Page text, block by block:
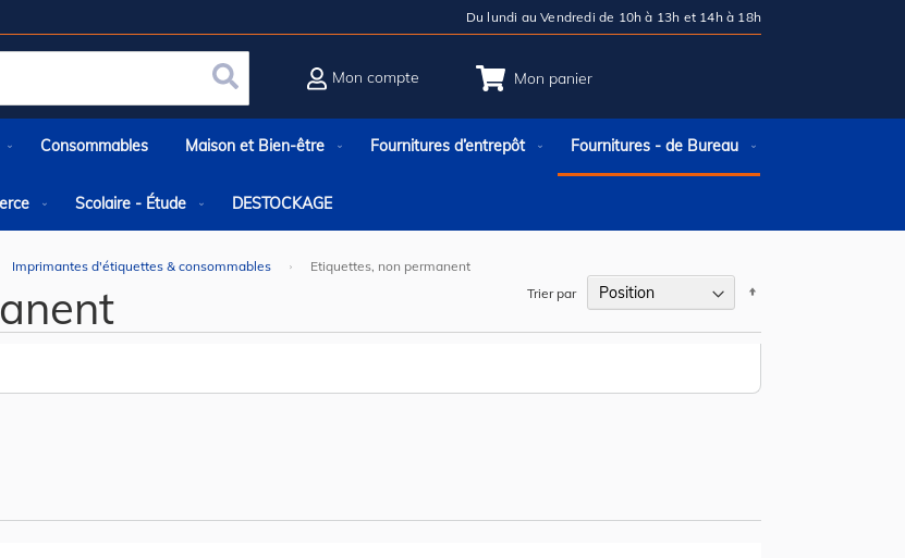
Du lundi au Vendredi de 10h à 13h et 14h à 18h
Mon panier
Rechercher
Mon compte
Consommables Maison et Bien-être Fournitures d’entrepôt Fournitures - de Bureau
Scolaire - Étude DESTOCKAGE
Imprimantes d'étiquettes & consommables Etiquettes, non permanent
Trier par